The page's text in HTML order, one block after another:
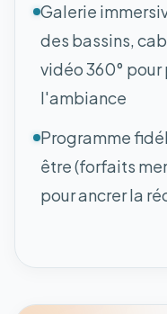
Galerie
des bassins,
vidéo 360°
l'ambiance
Programme
être (forfaits
pour ancrer la